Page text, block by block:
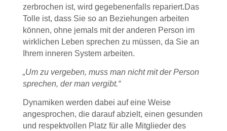
zerbrochen ist, wird gegebenenfalls repariert.Das
Tolle ist, dass Sie so an Beziehungen arbeiten
können, ohne jemals mit der anderen Person im
wirklichen Leben sprechen zu müssen, da Sie an
Ihrem inneren System arbeiten.
„Um zu vergeben, muss man nicht mit der Person
sprechen, der man vergibt.“
Dynamiken werden dabei auf eine Weise
angesprochen, die darauf abzielt, einen gesunden
und respektvollen Platz für alle Mitglieder des